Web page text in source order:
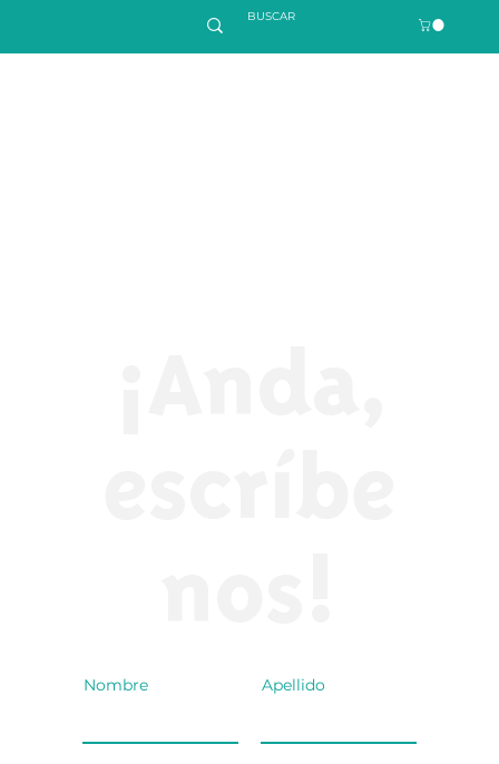
Nombre Apellido